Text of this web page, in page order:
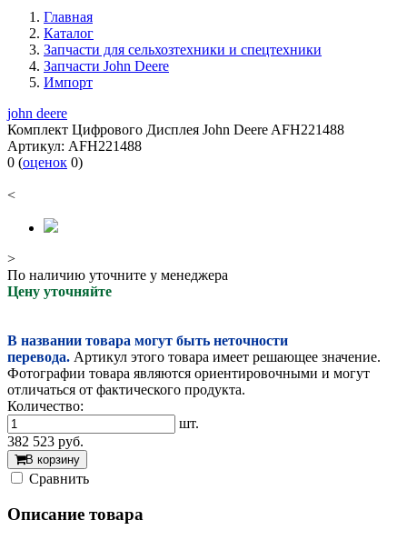
Главная
Каталог
Запчасти для сельхозтехники и спецтехники
Запчасти John Deere
Импорт
john deere
Комплект Цифрового Дисплея John Deere AFH221488
Артикул: AFH221488
0 (оценок 0)
<
>
По наличию уточните у менеджера
Цену уточняйте
В названии товара могут быть неточности
перевода. Артикул этого товара имеет решающее значение.
Фотографии товара являются ориентировочными и могут
отличаться от фактического продукта.
Количество:
шт.
382 523 руб.
В корзину
Cравнить
Описание товара